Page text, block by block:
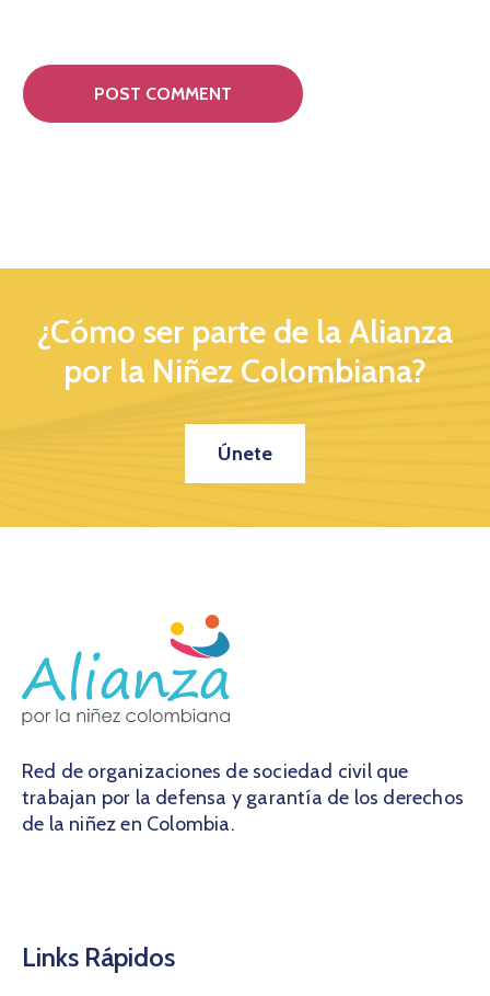
¿Cómo ser parte de la Alianza
por la Niñez Colombiana?
Únete
Red de organizaciones de sociedad civil que
trabajan por la defensa y garantía de los derechos
de la niñez en Colombia.
Links Rápidos